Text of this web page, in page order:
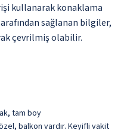
kullanarak konaklama
sağlanan bilgiler,
çevrilmiş olabilir.
tam boy
balkon vardır. Keyifli vakit